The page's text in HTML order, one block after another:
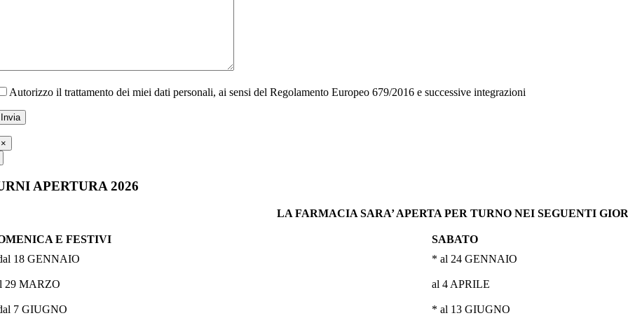
Autorizzo il trattamento dei miei dati personali, ai sensi del Regolamento Europeo 679/2016 e successive integrazioni
×
APERTURA 2026
LA FARMACIA SARA’ APERTA PER TURNO NEI SEGUENTI
E FESTIVI
SABATO
18 GENNAIO
* al 24 GENNAIO
29 MARZO al 4 APRILE
7 GIUGNO * al 13 GIUGNO